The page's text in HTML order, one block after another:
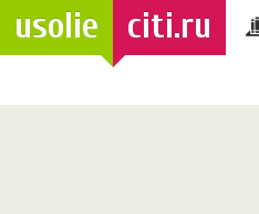
usolie citi.ru